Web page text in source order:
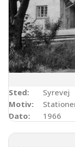
Sted:
Syrevej
Motiv:
Dato:
1966